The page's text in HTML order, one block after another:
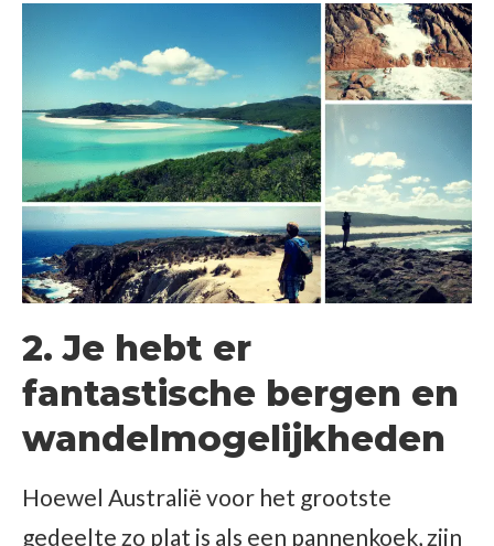
2. Je hebt er
fantastische bergen en
wandelmogelijkheden
Hoewel Australië voor het grootste
gedeelte zo plat is als een pannenkoek, zijn